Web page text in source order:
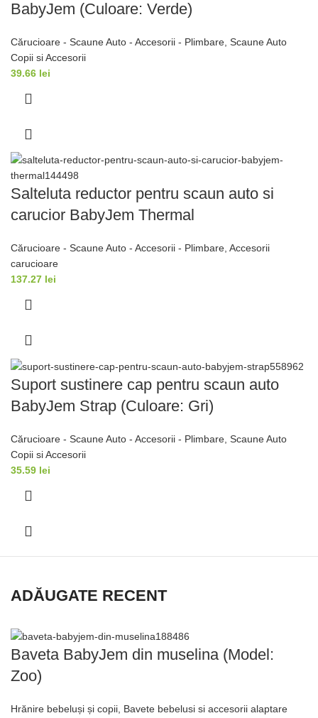
BabyJem (Culoare: Verde)
Cărucioare - Scaune Auto - Accesorii - Plimbare Scaune Auto
Copii si Accesorii
39.66 lei
Salteluta reductor pentru scaun auto si
carucior BabyJem Thermal
Cărucioare - Scaune Auto - Accesorii - Plimbare Accesorii
carucioare
137.27 lei
Suport sustinere cap pentru scaun auto
BabyJem Strap (Culoare: Gri)
Cărucioare - Scaune Auto - Accesorii - Plimbare Scaune Auto
Copii si Accesorii
35.59 lei
ADĂUGATE RECENT
Baveta BabyJem din muselina (Model:
Zoo)
Hrănire bebeluși și copii Bavete bebelusi si accesorii alaptare